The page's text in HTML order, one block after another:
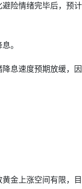
险情绪完毕后，预计
。
息速度预期放缓，因
金上涨空间有限，目